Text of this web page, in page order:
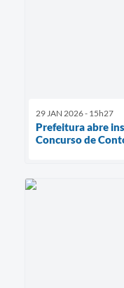
29 JAN 2026 - 15h27
Prefeitura abre
Concurso de